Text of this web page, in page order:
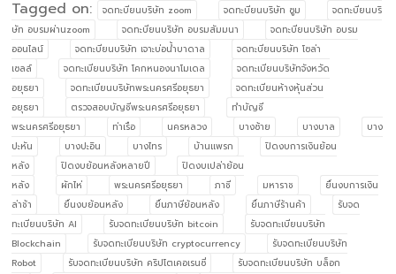
Tagged on: จดทะบียนบริษัท zoom จดทะบียนบริษัท ซูม
จดทะบียนบริ
ษัท อบรมผ่านzoom
จดทะบียนบริษัท อบรมสัมมนา
จดทะบียนบริษัท อบรม
ออนไลน์
จดทะบียนบริษัท เจาะบ่อน้ำบาดาล
จดทะบียนบริษัท โซล่า
เซลล์
จดทะเบียนบริษัท โคกหนองนาโมเดล
จดทะเบียนบริษัทจังหวัด
อยุธยา
จดทะเบียนบริษัทพระนครศรีอยุธยา
จดทะเบียนห้างหุ้นส่วน
อยุธยา
ตรวจสอบบัญชีพระนครศรีอยุธยา
ทำบัญชี
พระนครศรีอยุธยา
ท่าเรือ นครหลวง บางซ้าย บางบาล
บาง
ปะหัน
บางปะอิน บางไทร บ้านแพรก
ปิดงบการเงินย้อน
หลัง
ปิดงบย้อนหลังหลายปี
ปิดงบเปล่าย้อน
หลัง
ผักไห่ พระนครศรีอยุธยา ภาชี มหาราช
ยื่นงบการเงิน
ล่าช้า
ยื่นงบย้อนหลัง ยื่นภาษีย้อนหลัง ยื่นภาษีร้านค้า
รับจด
ทะเบียนบริษัท AI
รับจดทะเบียนบริษัท bitcoin
รับจดทะเบียนบริษัท
Blockchain
รับจดทะเบียนบริษัท cryptocurrency
รับจดทะเบียนบริษัท
Robot
รับจดทะเบียนบริษัท คริปโตเคอเรนซี่
รับจดทะเบียนบริษัท บล็อก